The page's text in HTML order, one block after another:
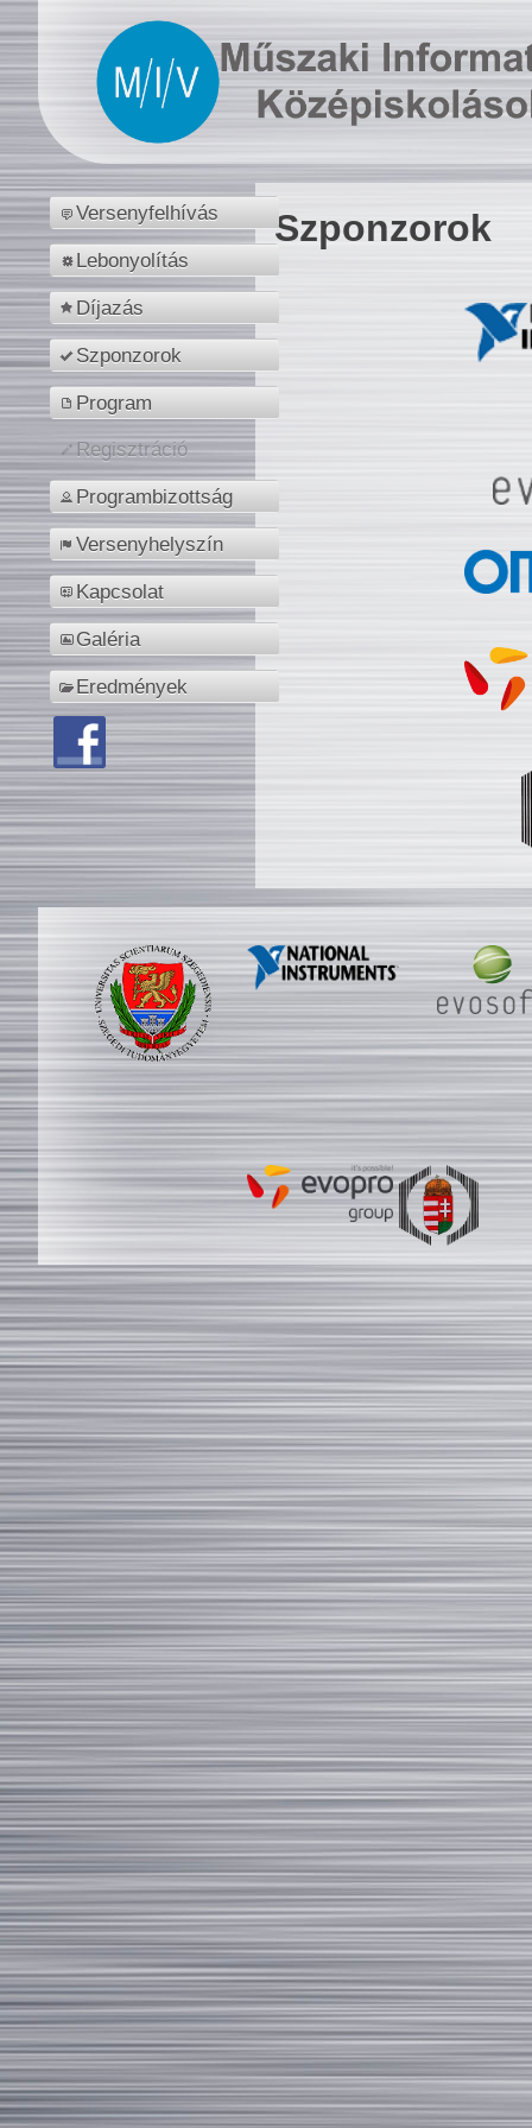
Versenyfelhívás
Lebonyolítás
Díjazás
Szponzorok
Program
Regisztráció
Programbizottság
Versenyhelyszín
Kapcsolat
Galéria
Eredmények
Szponzorok